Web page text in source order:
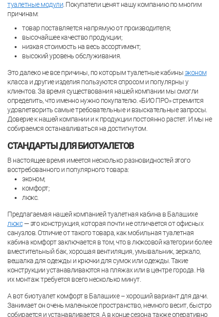
туалетные модули . Покупатели ценят нашу компанию по многим
причинам:
товар поставляется напрямую от производителя;
высочайшее качество продукции;
низкая стоимость на весь ассортимент;
высокий уровень обслуживания.
Это далеко не все причины, по которым туалетные кабиныэконом
класса и другие изделия пользуются спросом и популярны у
клиентов. За время существования нашей компании мы смогли
определить, что именно нужно покупателю. «БИО ПРО» стремится
удовлетворить самые требовательные и взыскательные запросы.
Доверие к нашей компании и к продукции постоянно растет. И мы не
собираемся останавливаться на достигнутом.
СТАНДАРТЫ ДЛЯ БИОТУАЛЕТОВ
В настоящее время имеется несколько разновидностей этого
востребованного и популярного товара:
эконом;
комфорт;
люкс.
Предлагаемая нашей компанией туалетная кабина в Балашихе
люкс— это конструкция, которая почти не отличается от офисных
санузлов. Отличие от такого товара, как мобильная туалетная
кабина комфорт заключается в том, что в люксовой категории более
вместительный бак, хорошая вентиляция, умывальник, зеркало,
вешалка для одежды и крючки для сумок или одежды. Такие
конструкции устанавливаются на пляжах или в центре города. На
их монтаж требуется всего несколько минут.
А вот биотуалет комфорт в Балашихе – хороший вариант для дачи.
Занимает он очень маленькое пространство, немного весит, быстро
собирается и устанавливается. А в конце сезона также оперативно